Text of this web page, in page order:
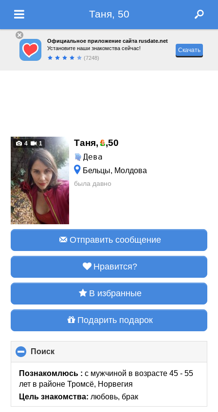
Таня, 50
Официальное приложение сайта rusdate.net
Установите наши знакомства сейчас!
(7248)
Скачать
4 1 Таня, ,50
Дева
Бельцы, Молдова
была давно
Отправить сообщение
Нравится?
В избранные
Подарить подарок
Поиск
to
collapse
contents
Познакомлюсь :с мужчиной в возрасте 45 - 55
лет в районе Тромсё, Норвегия
Цель знакомства: любовь, брак